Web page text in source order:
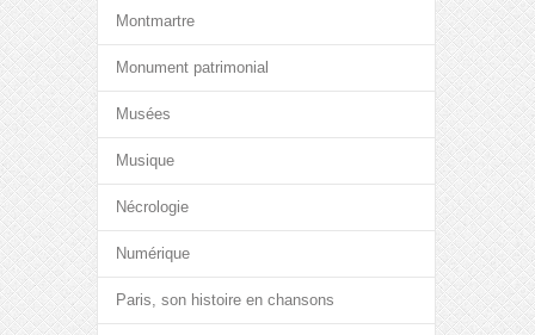
Montmartre
Monument patrimonial
Musées
Musique
Nécrologie
Numérique
Paris, son histoire en chansons